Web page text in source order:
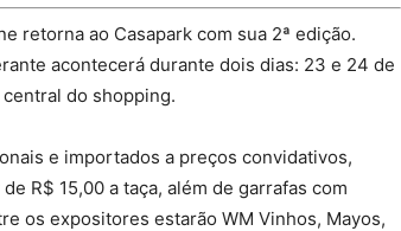
retorna ao Casapark com sua 2ª edição.
acontecerá durante dois dias: 23 e 24 de
do shopping.
e importados a preços convidativos,
R$ 15,00 a taça, além de garrafas com
os expositores estarão WM Vinhos, Mayos,